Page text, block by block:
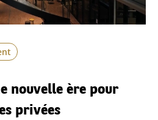
nouvelle ère pour
privées